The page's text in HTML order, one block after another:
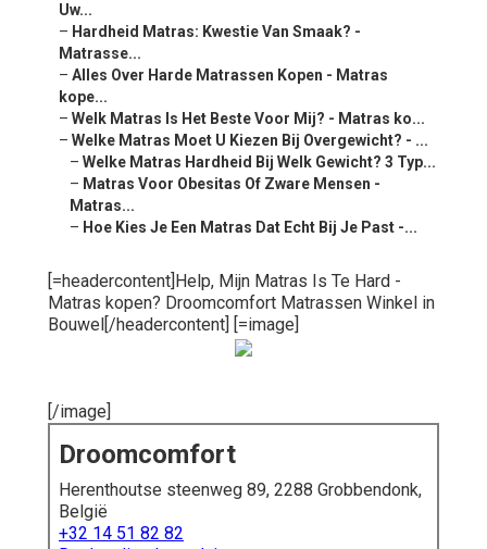
Uw...
– Hardheid Matras: Kwestie Van Smaak? -
Matrasse...
– Alles Over Harde Matrassen Kopen - Matras
kope...
– Welk Matras Is Het Beste Voor Mij? - Matras ko...
– Welke Matras Moet U Kiezen Bij Overgewicht? - ...
– Welke Matras Hardheid Bij Welk Gewicht? 3 Typ...
– Matras Voor Obesitas Of Zware Mensen -
Matras...
– Hoe Kies Je Een Matras Dat Echt Bij Je Past -...
[=headercontent]Help, Mijn Matras Is Te Hard -
Matras kopen? Droomcomfort Matrassen Winkel in
Bouwel[/headercontent] [=image]
[/image]
Droomcomfort
Herenthoutse steenweg 89, 2288 Grobbendonk,
België
+32 14 51 82 82